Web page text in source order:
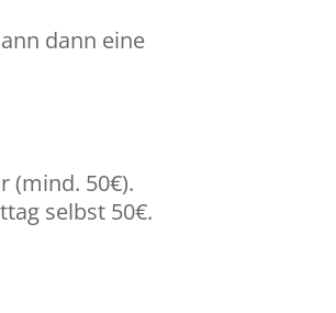
dann eine
(mind. 50€).
selbst 50€.